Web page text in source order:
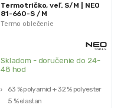
Termo oblečenie
Termotričko, veľ. S/M | NEO
81-660-S / M
Skladom - doručenie do 24-
48 hod
63 % polyamid + 32 % polyester +
5 % elastan